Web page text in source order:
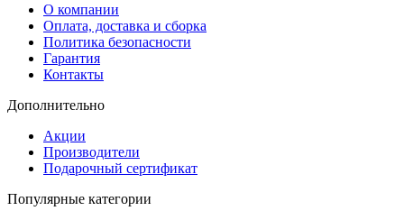
О компании
Оплата, доставка и сборка
Политика безопасности
Гарантия
Контакты
Дополнительно
Акции
Производители
Подарочный сертификат
Популярные категории